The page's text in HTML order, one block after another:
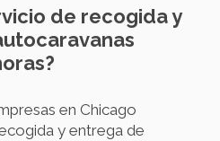
de recogida y
en Chicago
y entrega de